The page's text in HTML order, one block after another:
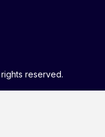
reserved.